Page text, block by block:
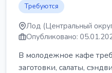
Требуются
Лод (Центральный
Опубликовано:
В молодежное кафе
заготовки, салаты,